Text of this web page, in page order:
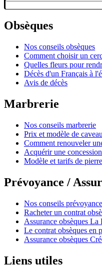
Obsèques
Nos conseils obsèques
Comment choisir un
Quelles fleurs pour
Décès d'un Français à
Avis de décès
Marbrerie
Nos conseils marbrerie
Prix et modèle de caveau
Comment renouveler
Acquérir une
Modèle et tarifs de
Prévoyance /
Nos conseils prévoyance
Racheter un contrat
Assurance obsèques La
Le contrat obsèques en
Assurance obsèques
Liens utiles